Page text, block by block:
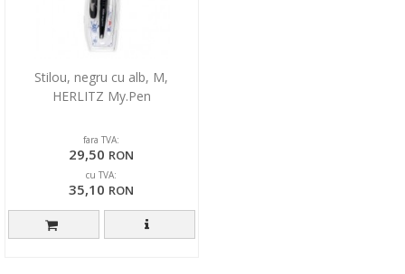
Stilou, negru cu alb, M,
HERLITZ My.Pen
fara TVA:
29,50 RON
cu TVA:
35,10 RON